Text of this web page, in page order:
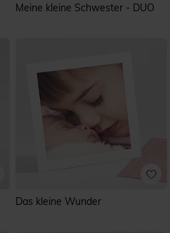
Meine kleine Schwester - DUO
Das kleine Wunder